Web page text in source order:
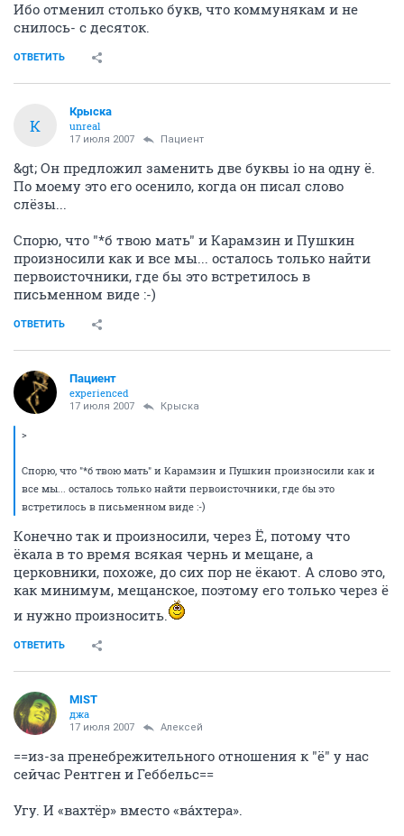
Ибо отменил столько букв, что коммунякам и не
снилось- с десяток.
ОТВЕТИТЬ
К
Крыска
unreal
17 июля 2007 Пациент
&gt; Он предложил заменить две буквы io на одну ё.
По моему это его осенило, когда он писал слово
слёзы...
Спорю, что "*б твою мать" и Карамзин и Пушкин
произносили как и все мы... осталось только найти
первоисточники, где бы это встретилось в
письменном виде :-)
ОТВЕТИТЬ
Пациент
experienced
17 июля 2007 Крыска
>
Спорю, что "*б твою мать" и Карамзин и Пушкин произносили как и
все мы... осталось только найти первоисточники, где бы это
встретилось в письменном виде :-)
Конечно так и произносили, через Ё, потому что
ёкала в то время всякая чернь и мещане, а
церковники, похоже, до сих пор не ёкают. А слово это,
как минимум, мещанское, поэтому его только через ё
и нужно произносить.
ОТВЕТИТЬ
MIST
джа
17 июля 2007 Aлексей
==из-за пренебрежительного отношения к "ё" у нас
сейчас Рентген и Геббельс==
Угу. И «вахтёр» вместо «вáхтера».